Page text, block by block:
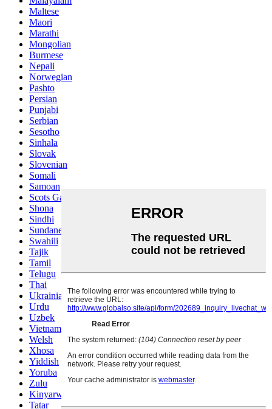
Maltese
Maori
Marathi
Mongolian
Burmese
Nepali
Norwegian
Pashto
Persian
Punjabi
Serbian
Sesotho
Sinhala
Slovak
Slovenian
Somali
Samoan
Scots Gaelic
Shona
Sindhi
Sundanese
Swahili
Tajik
Tamil
Telugu
Thai
Ukrainian
Urdu
Uzbek
Vietnamese
Welsh
Xhosa
Yiddish
Yoruba
Zulu
Kinyarwanda
Tatar